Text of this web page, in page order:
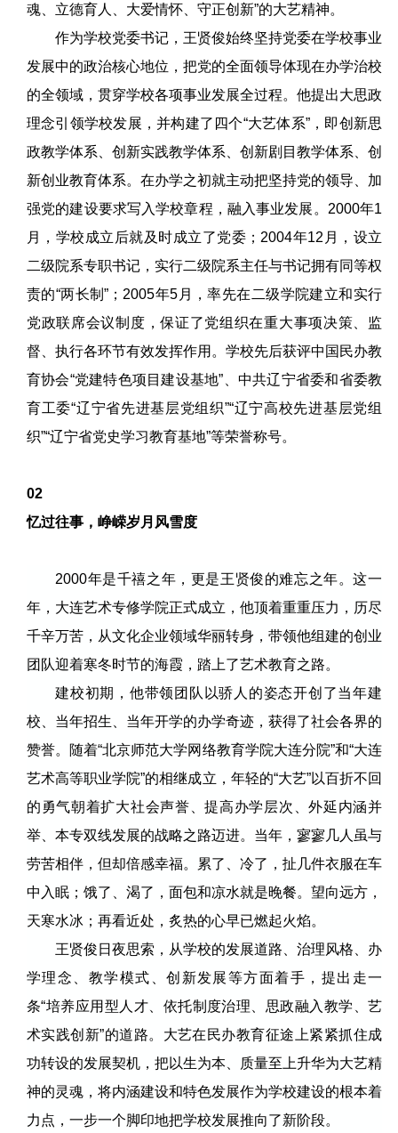
魂、立德育人、大爱情怀、守正创新”的大艺精神。
作为学校党委书记，王贤俊始终坚持党委在学校事业
发展中的政治核心地位，把党的全面领导体现在办学治校
的全领域，贯穿学校各项事业发展全过程。他提出大思政
理念引领学校发展，并构建了四个“大艺体系”，即创新思
政教学体系、创新实践教学体系、创新剧目教学体系、创
新创业教育体系。在办学之初就主动把坚持党的领导、加
强党的建设要求写入学校章程，融入事业发展。2000年1
月，学校成立后就及时成立了党委；2004年12月，设立
二级院系专职书记，实行二级院系主任与书记拥有同等权
责的“两长制”；2005年5月，率先在二级学院建立和实行
党政联席会议制度，保证了党组织在重大事项决策、监
督、执行各环节有效发挥作用。学校先后获评中国民办教
育协会“党建特色项目建设基地”、中共辽宁省委和省委教
育工委“辽宁省先进基层党组织”“辽宁高校先进基层党组
织”“辽宁省党史学习教育基地”等荣誉称号。
02
忆过往事，峥嵘岁月风雪度
2000年是千禧之年，更是王贤俊的难忘之年。这一
年，大连艺术专修学院正式成立，他顶着重重压力，历尽
千辛万苦，从文化企业领域华丽转身，带领他组建的创业
团队迎着寒冬时节的海霞，踏上了艺术教育之路。
建校初期，他带领团队以骄人的姿态开创了当年建
校、当年招生、当年开学的办学奇迹，获得了社会各界的
赞誉。随着“北京师范大学网络教育学院大连分院”和“大连
艺术高等职业学院”的相继成立，年轻的“大艺”以百折不回
的勇气朝着扩大社会声誉、提高办学层次、外延内涵并
举、本专双线发展的战略之路迈进。当年，寥寥几人虽与
劳苦相伴，但却倍感幸福。累了、冷了，扯几件衣服在车
中入眠；饿了、渴了，面包和凉水就是晚餐。望向远方，
天寒水冰；再看近处，炙热的心早已燃起火焰。
王贤俊日夜思索，从学校的发展道路、治理风格、办
学理念、教学模式、创新发展等方面着手，提出走一
条“培养应用型人才、依托制度治理、思政融入教学、艺
术实践创新”的道路。大艺在民办教育征途上紧紧抓住成
功转设的发展契机，把以生为本、质量至上升华为大艺精
神的灵魂，将内涵建设和特色发展作为学校建设的根本着
力点，一步一个脚印地把学校发展推向了新阶段。